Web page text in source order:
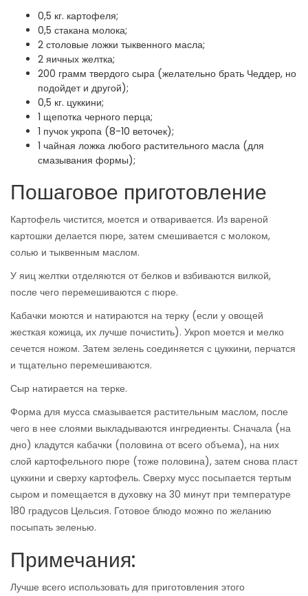
0,5 кг. картофеля;
0,5 стакана молока;
2 столовые ложки тыквенного масла;
2 яичных желтка;
200 грамм твердого сыра (желательно брать Чеддер, но
подойдет и другой);
0,5 кг. цуккини;
1 щепотка черного перца;
1 пучок укропа (8-10 веточек);
1 чайная ложка любого растительного масла (для
смазывания формы);
Пошаговое приготовление
Картофель чистится, моется и отваривается. Из вареной
картошки делается пюре, затем смешивается с молоком,
солью и тыквенным маслом.
У яиц желтки отделяются от белков и взбиваются вилкой,
после чего перемешиваются с пюре.
Кабачки моются и натираются на терку (если у овощей
жесткая кожица, их лучше почистить). Укроп моется и мелко
сечется ножом. Затем зелень соединяется с цуккини, перчатся
и тщательно перемешиваются.
Сыр натирается на терке.
Форма для мусса смазывается растительным маслом, после
чего в нее слоями выкладываются ингредиенты. Сначала (на
дно) кладутся кабачки (половина от всего объема), на них
слой картофельного пюре (тоже половина), затем снова пласт
цуккини и сверху картофель. Сверху мусс посыпается тертым
сыром и помещается в духовку на 30 минут при температуре
180 градусов Цельсия. Готовое блюдо можно по желанию
посыпать зеленью.
Примечания:
Лучше всего использовать для приготовления этого